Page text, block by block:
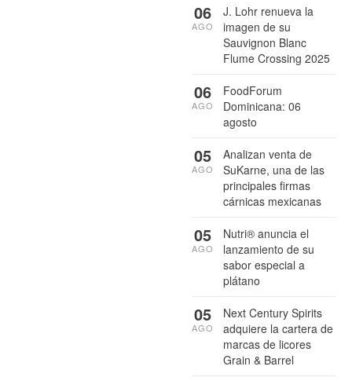
J. Lohr renueva la
imagen de su
Sauvignon Blanc
Flume Crossing 2025
06
AGO
FoodForum
Dominicana: 06
agosto
06
AGO
Analizan venta de
SuKarne, una de las
principales firmas
cárnicas mexicanas
05
AGO
Nutri® anuncia el
lanzamiento de su
sabor especial a
plátano
05
AGO
Next Century Spirits
adquiere la cartera de
marcas de licores
Grain & Barrel
05
AGO